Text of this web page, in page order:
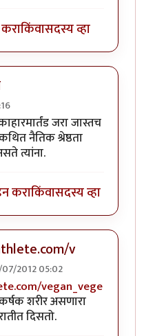
किंवासदस्य व्हा
पदार्थ आणि सगळेby
जरा जास्तच
नैतिक श्रेष्ठता
त्यांना.
कराकिंवासदस्य व्हा
v
07/2012 05:02
पदार्थ आणि सगळेby
vegan_vege
शरीर असणारा
दिसतो.